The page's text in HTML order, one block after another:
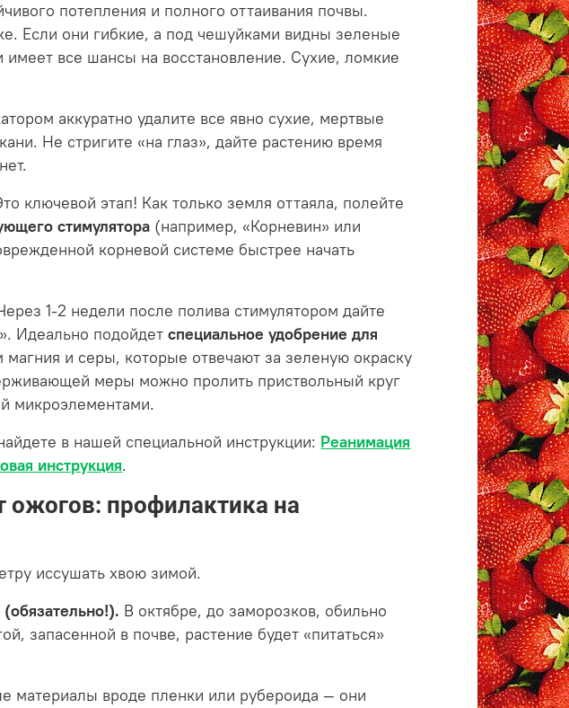
потепления и полного оттаивания почвы.
Если они гибкие, а под чешуйками видны зеленые
все шансы на восстановление. Сухие, ломкие
аккуратно удалите все явно сухие, мертвые
Не стригите «на глаз», дайте растению время
ключевой этап! Как только земля оттаяла, полейте
стимулятора (например, «Корневин» или
корневой системе быстрее начать
1-2 недели после полива стимулятором дайте
Идеально подойдетспециальное удобрение для
и серы, которые отвечают за зеленую окраску
меры можно пролить приствольный круг
микроэлементами.
в нашей специальной инструкции: Реанимация
инструкция.
ожогов: профилактика на
иссушать хвою зимой.
В октябре, до заморозков, обильно
запасенной в почве, растение будет «питаться»
материалы вроде пленки или рубероида — они